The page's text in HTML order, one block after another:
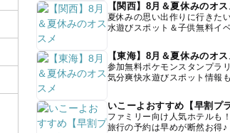
【関西】8月＆夏休みのオス
夏休みの思い出作りに行きた
水遊びスポット＆子供無料イ
【東海】8月＆夏休みのオス
参加無料ポケモンスタンプラ
気分爽快水遊びスポット情報も
いこーよおすすめ【早割プ
ファミリー向け人気ホテルも！
旅行の予約は早めが断然お得♪